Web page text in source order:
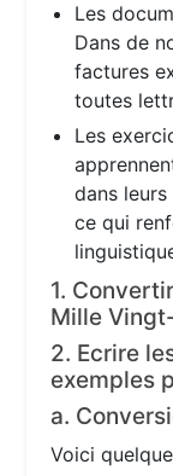
Les
Dans de
factures
toutes
Les
dans leurs
ce qui
1.
Mille
2. Ecrire
exemples
a.
Voici